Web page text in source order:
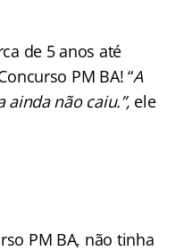
de 5 anos até
PM BA! “A
não caiu.”, ele
PM BA, não tinha